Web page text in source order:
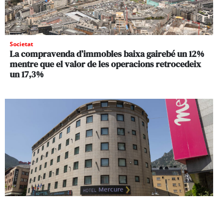
Societat
La compravenda d’immobles baixa gairebé un 12%
mentre que el valor de les operacions retrocedeix
un 17,3%